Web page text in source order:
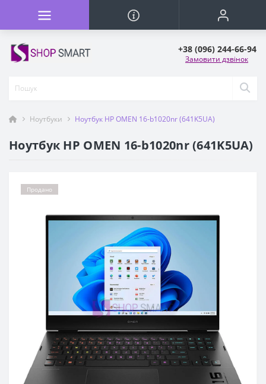
+38 (096) 244-66-94
Замовити дзвінок
Ноутбуки Ноутбук HP OMEN 16-b1020nr (641K5UA)
Ноутбук HP OMEN 16-b1020nr (641K5UA)
Продано